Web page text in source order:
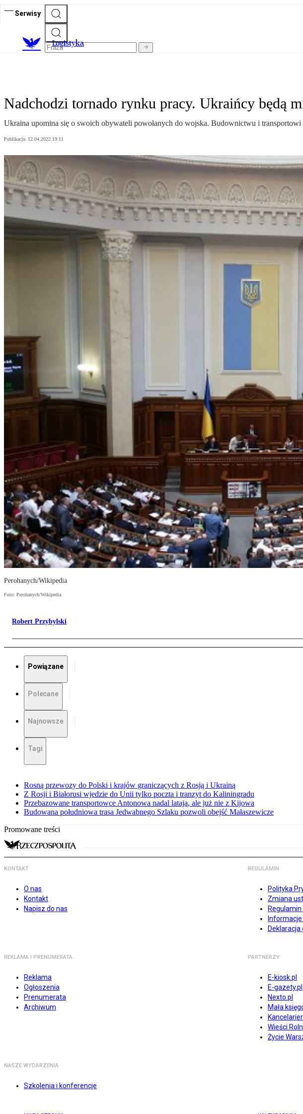
Serwisy
Logistyka
Nadchodzi tornado rynku pracy. Ukraińcy będą
Ukraina upomina się o swoich obywateli powołanych do wojska. Budownictwu i
Publikacja: 12.04.2022 19:11
Perohanych/Wikipedia
Foto: Perohanych/Wikipedia
Robert Przybylski
Powiązane
Polecane
Najnowsze
Tagi
Rosną przewozy do Polski i krajów graniczących z Rosją i Ukrainą
Z Rosji i Białorusi wjedzie do Unii tylko poczta i tranzyt do Kaliningradu
Przebazowane transportowce Antonowa nadal latają, ale już nie z Kijowa
Budowana południowa trasa Jedwabnego Szlaku pozwoli obejść Małaszewicze
Promowane treści
KONTAKT
O nas
Kontakt
Napisz do nas
REGULAMIN
Polityka
Zmiana
Deklaracja
REKLAMA I PRENUMERATA
Reklama
Ogłoszenia
Prenumerata
Archiwum
PARTNERZY
E-kiosk.pl
E-gazety.pl
Nexto.pl
Mała
Wieści
Życie
NASZE WYDARZENIA
Szkolenia i konferencje